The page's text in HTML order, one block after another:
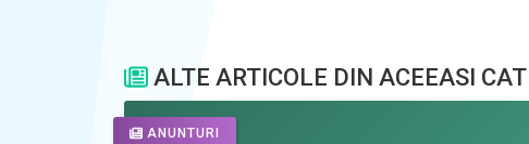
ALTE ARTICOLE DIN ACEEASI
ANUNTURI